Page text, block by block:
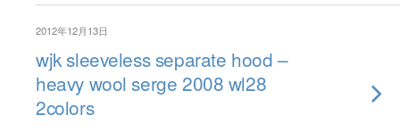
2012年12月13日
wjk sleeveless separate hood –
heavy wool serge 2008 wl28
2colors